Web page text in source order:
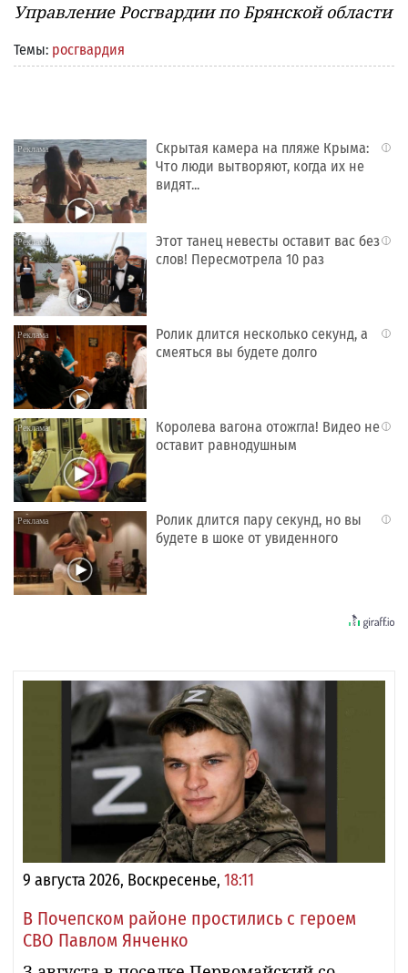
Управление Росгвардии по Брянской области
Темы: росгвардия
i
Скрытая камера на пляже Крыма:
Что люди вытворяют, когда их не
видят...
i
Этот танец невесты оставит вас без
слов! Пересмотрела 10 раз
i
Ролик длится несколько секунд, а
смеяться вы будете долго
i
Королева вагона отожгла! Видео не
оставит равнодушным
i
Ролик длится пару секунд, но вы
будете в шоке от увиденного
9 августа 2026, Воскресенье, 18:11
В Почепском районе простились с героем
СВО Павлом Янченко